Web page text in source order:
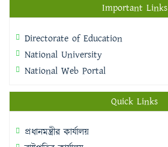
Important Links
Directorate of Education
National University
National Web Portal
Quick Links
প্রধানমন্ত্রীর কার্যালয়